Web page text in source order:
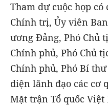
Tham dự cuộc họp
Chính trị, Ủy viên
ương Đảng, Phó Chủ
Chính phủ, Phó Chủ
Chính phủ, Phó Bí
diện lãnh đạo các cơ
Mặt trận Tổ quốc Việt